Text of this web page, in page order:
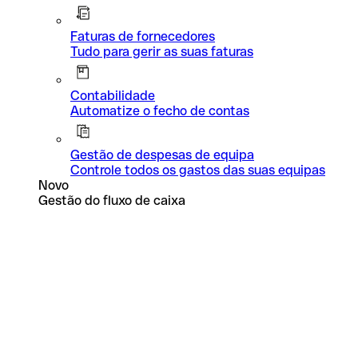
Faturas de fornecedores
Tudo para gerir as suas faturas
Contabilidade
Automatize o fecho de contas
Gestão de despesas de equipa
Controle todos os gastos das suas equipas
Novo
Gestão do fluxo de caixa